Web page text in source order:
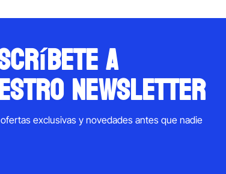
a
newsletter
exclusivas y novedades antes que nadie